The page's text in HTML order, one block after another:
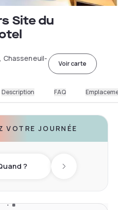
Site du
Chasseneuil-
Voir carte
Description FAQ
VOTRE JOURNÉE
? Next day